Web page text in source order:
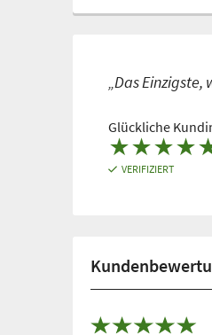
„Das
Glückliche
★★★★
VERIFIZIERT